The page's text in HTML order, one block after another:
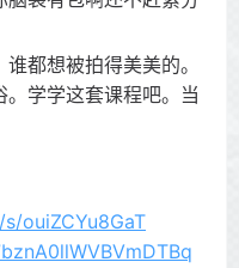
都想被拍得美美的。
学学这套课程吧。当
ouiZCYu8GaT